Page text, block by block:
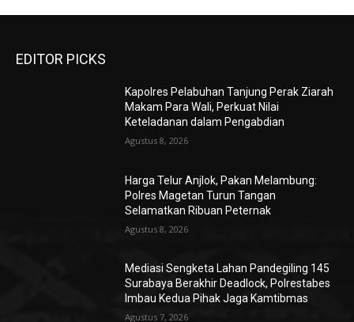
EDITOR PICKS
Kapolres Pelabuhan Tanjung Perak Ziarah
Makam Para Wali, Perkuat Nilai
Keteladanan dalam Pengabdian
Agustus 8, 2026
Harga Telur Anjlok, Pakan Melambung:
Polres Magetan Turun Tangan
Selamatkan Ribuan Peternak
Agustus 8, 2026
Mediasi Sengketa Lahan Pandegiling 145
Surabaya Berakhir Deadlock, Polrestabes
Imbau Kedua Pihak Jaga Kamtibmas
Agustus 7, 2026